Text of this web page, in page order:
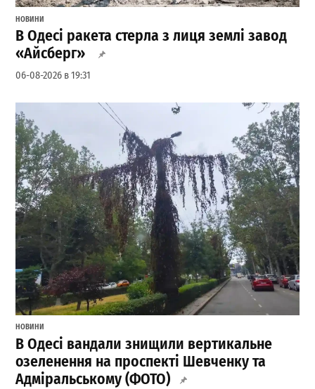
НОВИНИ
В Одесі ракета стерла з лиця землі завод
«Айсберг»
06-08-2026 в 19:31
НОВИНИ
В Одесі вандали знищили вертикальне
озеленення на проспекті Шевченку та
Адміральському (ФОТО)